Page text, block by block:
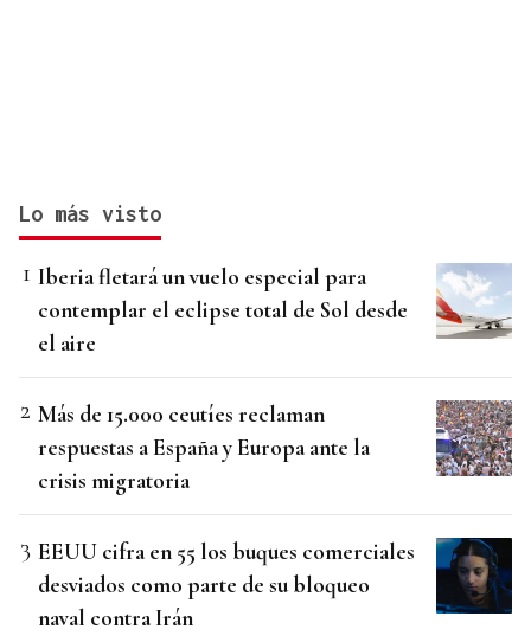
Lo más visto
Iberia fletará un vuelo especial para
contemplar el eclipse total de Sol desde
el aire
Más de 15.000 ceutíes reclaman
respuestas a España y Europa ante la
crisis migratoria
EEUU cifra en 55 los buques comerciales
desviados como parte de su bloqueo
naval contra Irán